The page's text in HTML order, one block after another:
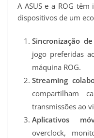
A ASUS e a ROG
dispositivos de um
Sincronização
jogo preferidas
máquina ROG.
Streaming
compartilham
transmissões ao
Aplicativos
overclock,